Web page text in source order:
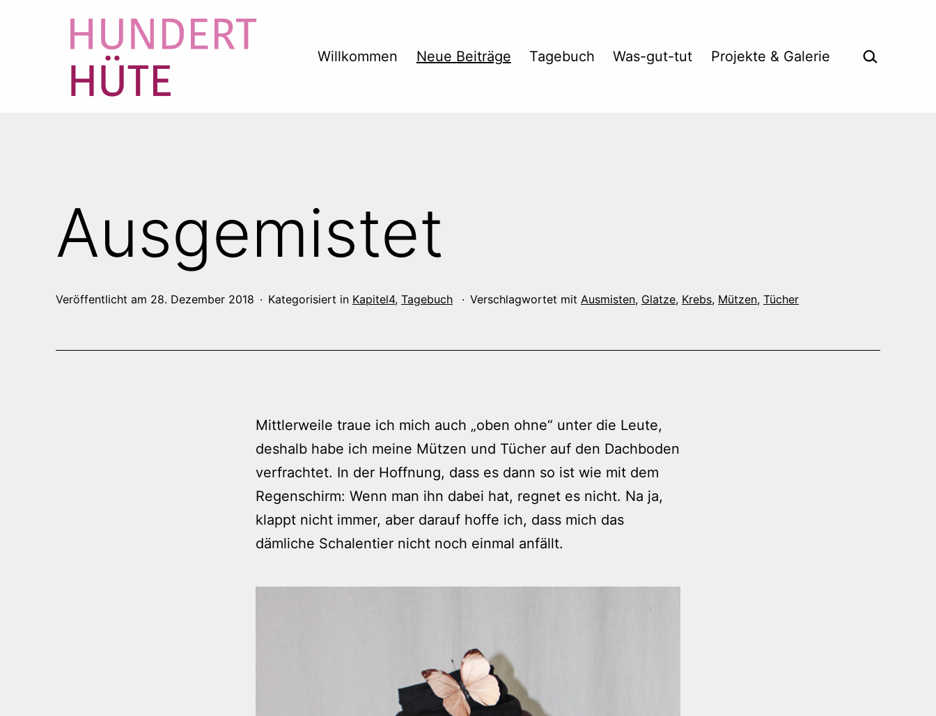
Willkommen Neue Beiträge Tagebuch Was-gut-tut Projekte & Galerie Suche …
Ausgemistet
Veröffentlicht am 28. Dezember 2018 Kategorisiert in Kapitel4, Tagebuch Verschlagwortet mit Ausmisten, Glatze, Krebs, Mützen, Tücher
Mittlerweile traue ich mich auch „oben ohne“ unter die Leute,
deshalb habe ich meine Mützen und Tücher auf den Dachboden
verfrachtet. In der Hoffnung, dass es dann so ist wie mit dem
Regenschirm: Wenn man ihn dabei hat, regnet es nicht. Na ja,
klappt nicht immer, aber darauf hoffe ich, dass mich das
dämliche Schalentier nicht noch einmal anfällt.